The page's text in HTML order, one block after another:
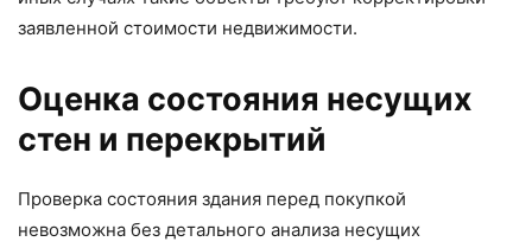
заявленной стоимости недвижимости.
Оценка состояния несущих
стен и перекрытий
Проверка состояния здания перед покупкой
невозможна без детального анализа несущих